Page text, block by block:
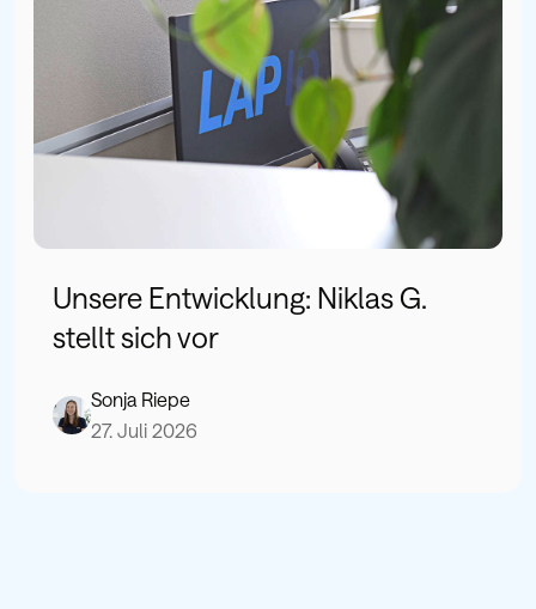
Unsere Entwicklung: Niklas G.
stellt sich vor
Sonja Riepe
27. Juli 2026